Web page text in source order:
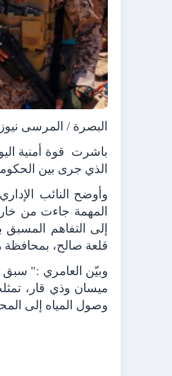
البصرة / المرسى نيوز
باشرت قوة أمنية
الذي جرى بين
وأوضح
النائب
المهمة جاءت من
إلى التفاهم
قلعة صالح،
وبيّن العامري :"
ميسان وذي قار،
وصول المياه إلى